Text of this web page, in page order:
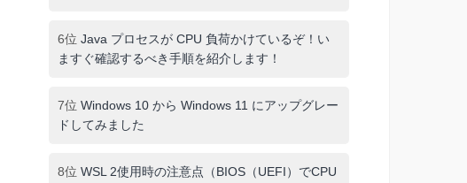
6位 Java プロセスが CPU 負荷かけているぞ！い
ますぐ確認するべき手順を紹介します！
7位 Windows 10 から Windows 11 にアップグレー
ドしてみました
8位 WSL 2使用時の注意点（BIOS（UEFI）でCPU